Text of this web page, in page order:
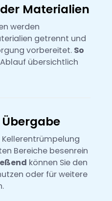
Materialien
werden
getrennt und
vorbereitet. So
übersichtlich
Übergabe
Bereiche besenrein
können Sie den
oder für weitere